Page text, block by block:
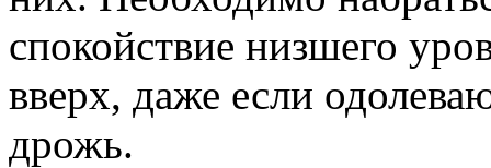
спокойствие низшего
вверх, даже если
дрожь.